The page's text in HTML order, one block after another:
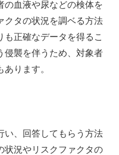
の血液や尿などの検体を
クタの状況を調ベる方法
正確なデータを得るこ
侵襲を伴うため、対象者
ります。
い、回答してもらう方法
状況やリスクファクタの